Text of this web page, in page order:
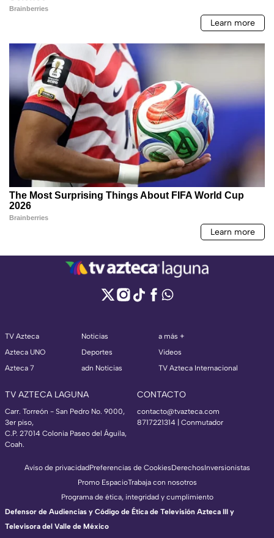
TV Azteca
Azteca UNO
Azteca 7
Noticias
Deportes
adn Noticias
a más +
Videos
TV Azteca Internacional
TV AZTECA LAGUNA
Carr. Torreón - San Pedro No. 9000,
3er piso,
C.P. 27014 Colonia Paseo del Águila,
Coah.
CONTACTO
contacto@tvazteca.com
8717221314 | Conmutador
Aviso de privacidadPreferencias de CookiesDerechosInversionistas
Promo EspacioTrabaja con nosotros
Programa de ética, integridad y cumplimiento
Defensor de Audiencias y Código de Ética de Televisión Azteca III y
Televisora del Valle de México